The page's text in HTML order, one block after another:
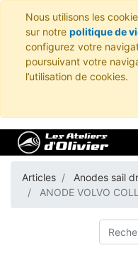
Nous utilisons les
sur notre politique de
configurez votre
poursuivant votre
l’utilisation de cookies.
Articles
Anodes sail
ANODE VOLVO